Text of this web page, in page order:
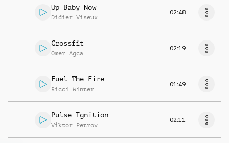
Up Baby Now
Didier Viseux
02:48
Crossfit
Omer Agca
02:19
Fuel The Fire
Ricci Winter
01:49
Pulse Ignition
Viktor Petrov
02:11